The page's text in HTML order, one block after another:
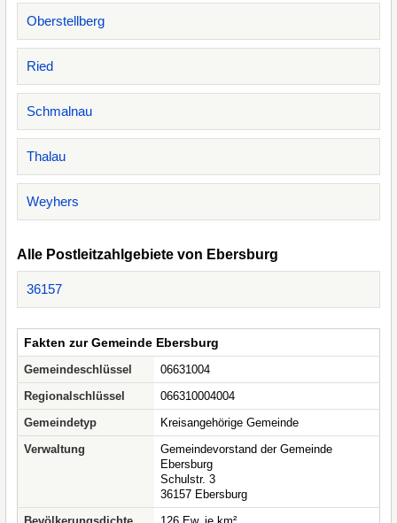
Oberstellberg
Ried
Schmalnau
Thalau
Weyhers
Alle Postleitzahlgebiete von Ebersburg
36157
Fakten zur Gemeinde Ebersburg
Gemeindeschlüssel
06631004
Regionalschlüssel
066310004004
Gemeindetyp
Kreisangehörige Gemeinde
Verwaltung
Gemeindevorstand der Gemeinde
Ebersburg
Schulstr. 3
36157 Ebersburg